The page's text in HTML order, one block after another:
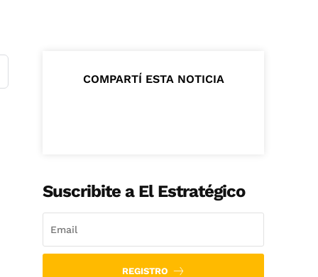
COMPARTÍ ESTA NOTICIA
Suscribite a El Estratégico
REGISTRO